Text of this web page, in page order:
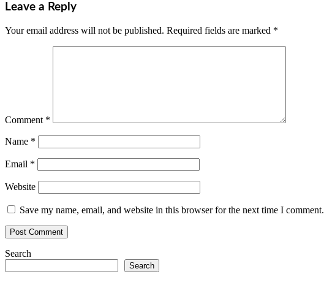
Leave a Reply
Your email address will not be published. Required fields are marked *
Comment *
Name *
Email *
Website
Save my name, email, and website in this browser for the next time I comment.
Search
Search